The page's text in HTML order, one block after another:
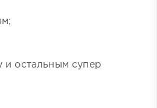
и остальным супер